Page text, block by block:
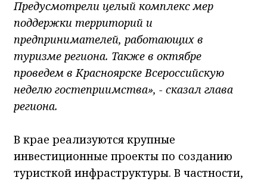
Предусмотрели целый комплекс мер
поддержки территорий и
предпринимателей, работающих в
туризме региона. Также в октябре
проведем в Красноярске Всероссийскую
неделю гостеприимства», - сказал глава
региона.
В крае реализуются крупные
инвестиционные проекты по созданию
туристкой инфраструктуры. В частности,